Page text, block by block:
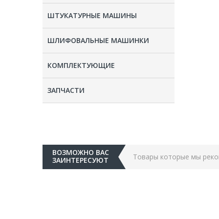
ШТУКАТУРНЫЕ МАШИНЫ
ШЛИФОВАЛЬНЫЕ МАШИНКИ
КОМПЛЕКТУЮЩИЕ
ЗАПЧАСТИ
ВОЗМОЖНО ВАС
ЗАИНТЕРЕСУЮТ
Товары которые мы